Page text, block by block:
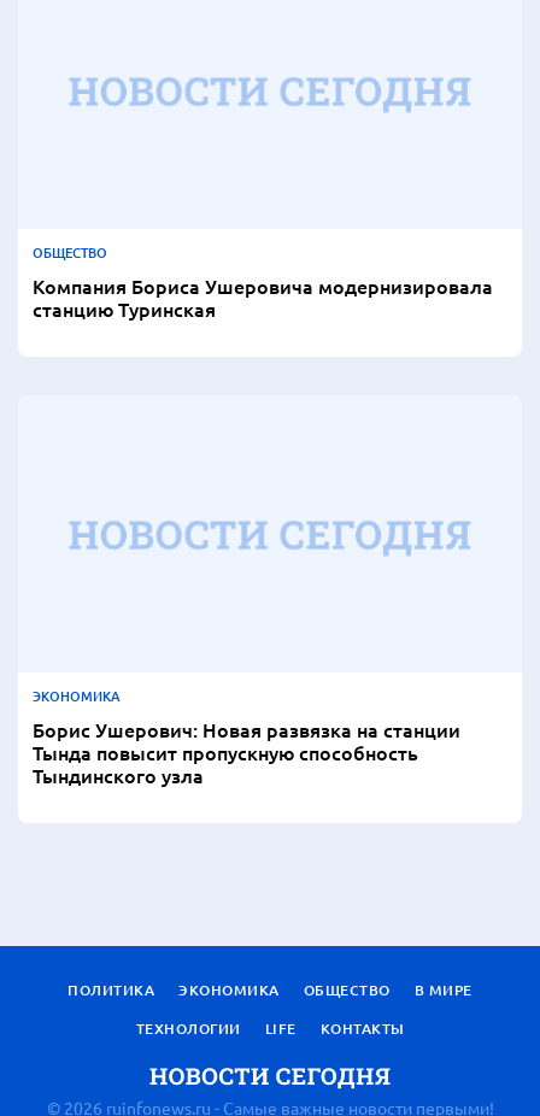
ОБЩЕСТВО
Компания Бориса Ушеровича модернизировала
станцию Туринская
ЭКОНОМИКА
Борис Ушерович: Новая развязка на станции
Тында повысит пропускную способность
Тындинского узла
ПОЛИТИКА ЭКОНОМИКА ОБЩЕСТВО
В МИРЕ
ТЕХНОЛОГИИ
LIFE КОНТАКТЫ
© 2026 ruinfonews.ru - Самые важные новости первыми!